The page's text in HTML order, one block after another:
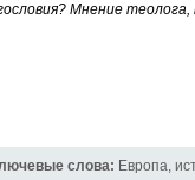
Мнение
слова: Европа,